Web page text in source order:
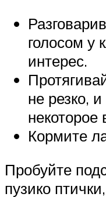
голосом у
интерес.
не резко,
некоторое
Кормите
Пробуйте
пузико